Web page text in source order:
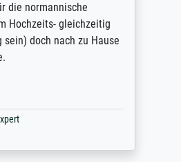
die normannische
Hochzeits- gleichzeitig
sein) doch nach zu Hause